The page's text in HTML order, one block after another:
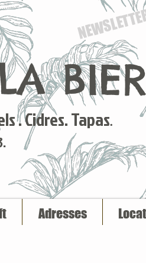
. Cidres. Tapas.
Adresses